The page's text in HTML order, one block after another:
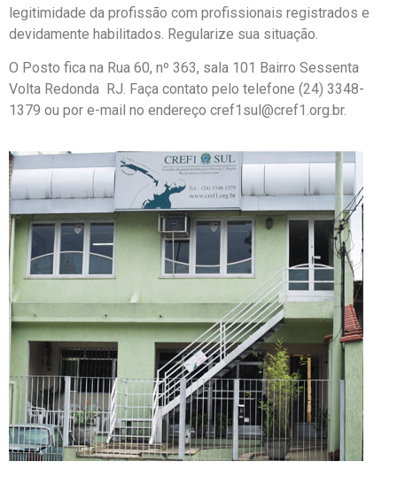
legitimidade da profissão com profissionais registrados e
devidamente habilitados. Regularize sua situação.
O Posto fica na Rua 60, nº 363, sala 101 Bairro Sessenta 
Volta Redonda  RJ. Faça contato pelo telefone (24) 3348-
1379 ou por e-mail no endereço cref1sul@cref1.org.br.